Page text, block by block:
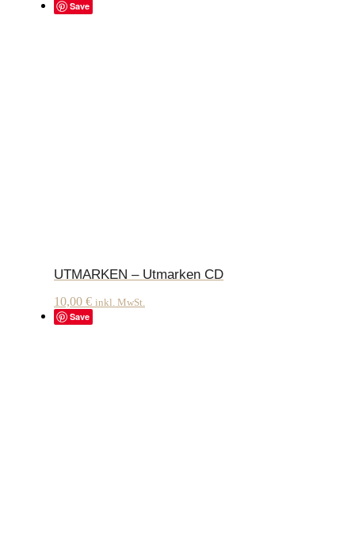
Save
UTMARKEN – Utmarken CD
10,00 € inkl. MwSt.
Save